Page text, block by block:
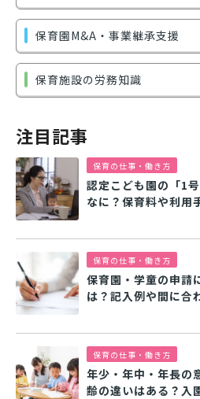
保育園M&A・事業継承支援
保育施設の労務知識
注目記事
保育の仕事・働き方
認定こども園の「1
なに？保育料や利用
保育の仕事・働き方
保育園・学童の申請
は？記入例や間に合
保育の仕事・働き方
年少・年中・年長の
齢の違いはある？入